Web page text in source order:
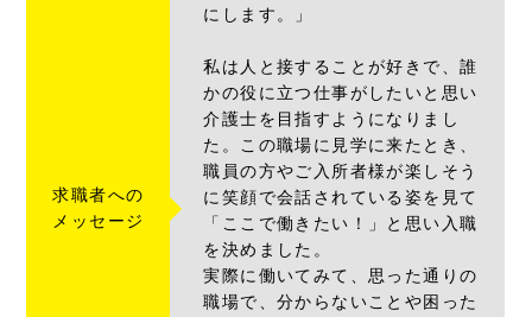
求職者への
メッセージ
にします。」
私は人と接することが好きで、誰
かの役に立つ仕事がしたいと思い
介護士を目指すようになりまし
た。この職場に見学に来たとき、
職員の方やご入所者様が楽しそう
に笑顔で会話されている姿を見て
「ここで働きたい！」と思い入職
を決めました。
実際に働いてみて、思った通りの
職場で、分からないことや困った